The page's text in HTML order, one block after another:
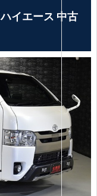
イエース 中古